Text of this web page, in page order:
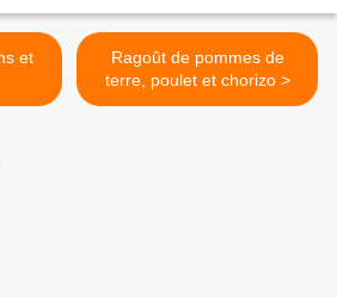
Ragoût de pommes de
terre, poulet et chorizo >